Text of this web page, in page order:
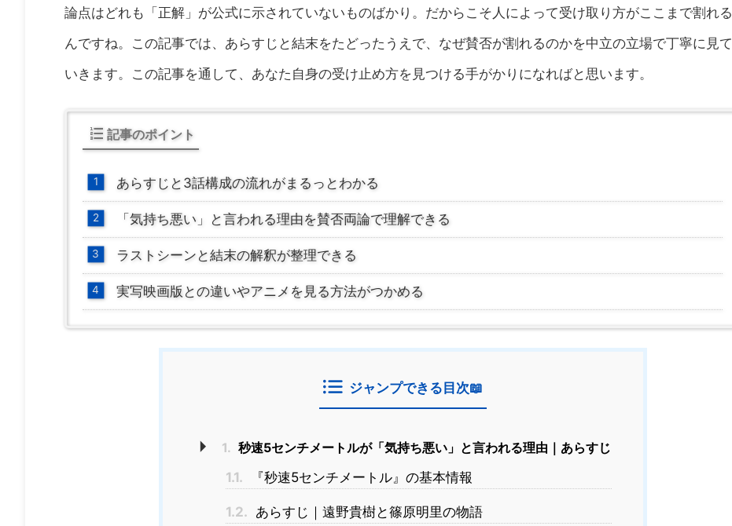
論点はどれも「正解」が公式に示されていないものばかり。だからこそ人によって受け取り方がここまで割れる
んですね。この記事では、あらすじと結末をたどったうえで、なぜ賛否が割れるのかを中立の立場で丁寧に見て
いきます。この記事を通して、あなた自身の受け止め方を見つける手がかりになればと思います。
記事のポイント
あらすじと3話構成の流れがまるっとわかる
「気持ち悪い」と言われる理由を賛否両論で理解できる
ラストシーンと結末の解釈が整理できる
実写映画版との違いやアニメを見る方法がつかめる
ジャンプできる目次📖
1. 秒速5センチメートルが「気持ち悪い」と言われる理由｜あらすじ
1.1.
『秒速5センチメートル』の基本情報
1.2. あらすじ｜遠野貴樹と篠原明里の物語